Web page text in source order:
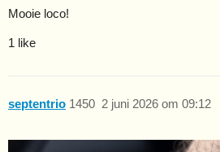
Mooie loco!
1 like
septentrio 2 juni 2026 om 09:12
1450